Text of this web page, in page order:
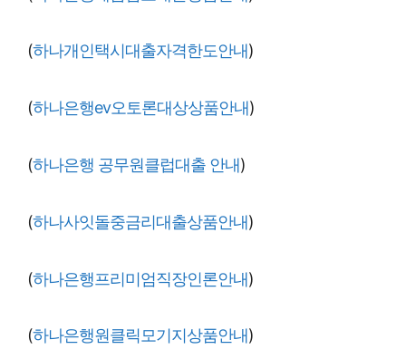
(하나개인택시대출자격한도안내)
(하나은행ev오토론대상상품안내)
(하나은행 공무원클럽대출 안내)
(하나사잇돌중금리대출상품안내)
(하나은행프리미엄직장인론안내)
(하나은행원클릭모기지상품안내)